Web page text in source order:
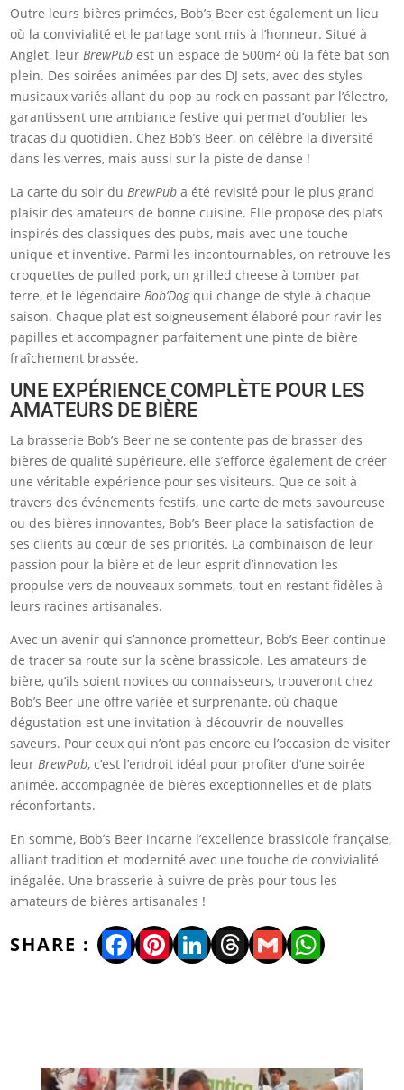
Outre leurs bières primées, Bob’s Beer est également un lieu
où la convivialité et le partage sont mis à l’honneur. Situé à
Anglet, leurBrewPub est un espace de 500m² où la fête bat son
plein. Des soirées animées par des DJ sets, avec des styles
musicaux variés allant du pop au rock en passant par l’électro,
garantissent une ambiance festive qui permet d’oublier les
tracas du quotidien. Chez Bob’s Beer, on célèbre la diversité
dans les verres, mais aussi sur la piste de danse !
La carte du soir duBrewPub a été revisité pour le plus grand
plaisir des amateurs de bonne cuisine. Elle propose des plats
inspirés des classiques des pubs, mais avec une touche
unique et inventive. Parmi les incontournables, on retrouve les
croquettes de pulled pork, un grilled cheese à tomber par
terre, et le légendaireBob’Dogqui change de style à chaque
saison. Chaque plat est soigneusement élaboré pour ravir les
papilles et accompagner parfaitement une pinte de bière
fraîchement brassée.
UNE EXPÉRIENCE COMPLÈTE POUR LES
AMATEURS DE BIÈRE
La brasserie Bob’s Beer ne se contente pas de brasser des
bières de qualité supérieure, elle s’efforce également de créer
une véritable expérience pour ses visiteurs. Que ce soit à
travers des événements festifs, une carte de mets savoureuse
ou des bières innovantes, Bob’s Beer place la satisfaction de
ses clients au cœur de ses priorités. La combinaison de leur
passion pour la bière et de leur esprit d’innovation les
propulse vers de nouveaux sommets, tout en restant fidèles à
leurs racines artisanales.
Avec un avenir qui s’annonce prometteur, Bob’s Beer continue
de tracer sa route sur la scène brassicole. Les amateurs de
bière, qu’ils soient novices ou connaisseurs, trouveront chez
Bob’s Beer une offre variée et surprenante, où chaque
dégustation est une invitation à découvrir de nouvelles
saveurs. Pour ceux qui n’ont pas encore eu l’occasion de visiter
leurBrewPub, c’est l’endroit idéal pour profiter d’une soirée
animée, accompagnée de bières exceptionnelles et de plats
réconfortants.
En somme, Bob’s Beer incarne l’excellence brassicole française,
alliant tradition et modernité avec une touche de convivialité
inégalée. Une brasserie à suivre de près pour tous les
amateurs de bières artisanales !
Facebook
Pinterest
LinkedIn
Threads
Gmail